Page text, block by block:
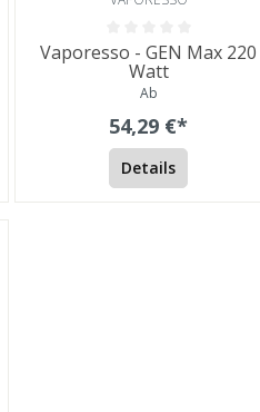
Vaporesso - GEN Max 220
Watt
Ab
54,29 €*
Details